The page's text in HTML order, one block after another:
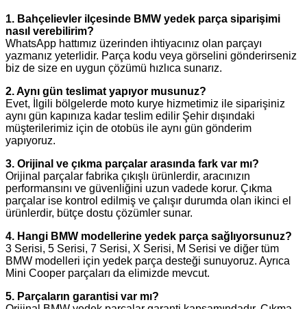
1. Bahçelievler ilçesinde BMW yedek parça siparişimi
nasıl verebilirim?
WhatsApp hattımız üzerinden ihtiyacınız olan parçayı
yazmanız yeterlidir. Parça kodu veya görselini gönderirseniz
biz de size en uygun çözümü hızlıca sunarız.
2. Aynı gün teslimat yapıyor musunuz?
Evet, İlgili bölgelerde moto kurye hizmetimiz ile siparişiniz
aynı gün kapınıza kadar teslim edilir Şehir dışındaki
müşterilerimiz için de otobüs ile aynı gün gönderim
yapıyoruz.
3. Orijinal ve çıkma parçalar arasında fark var mı?
Orijinal parçalar fabrika çıkışlı ürünlerdir, aracınızın
performansını ve güvenliğini uzun vadede korur. Çıkma
parçalar ise kontrol edilmiş ve çalışır durumda olan ikinci el
ürünlerdir, bütçe dostu çözümler sunar.
4. Hangi BMW modellerine yedek parça sağlıyorsunuz?
3 Serisi, 5 Serisi, 7 Serisi, X Serisi, M Serisi ve diğer tüm
BMW modelleri için yedek parça desteği sunuyoruz. Ayrıca
Mini Cooper parçaları da elimizde mevcut.
5. Parçaların garantisi var mı?